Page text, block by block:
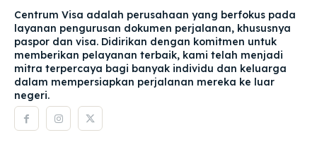
Centrum Visa adalah perusahaan yang berfokus pada
layanan pengurusan dokumen perjalanan, khususnya
paspor dan visa. Didirikan dengan komitmen untuk
memberikan pelayanan terbaik, kami telah menjadi
mitra terpercaya bagi banyak individu dan keluarga
dalam mempersiapkan perjalanan mereka ke luar
negeri.